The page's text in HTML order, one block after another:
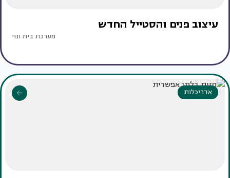
עיצוב פנים והסטייל החדש
מערכת בית ונוי
אדריכלות